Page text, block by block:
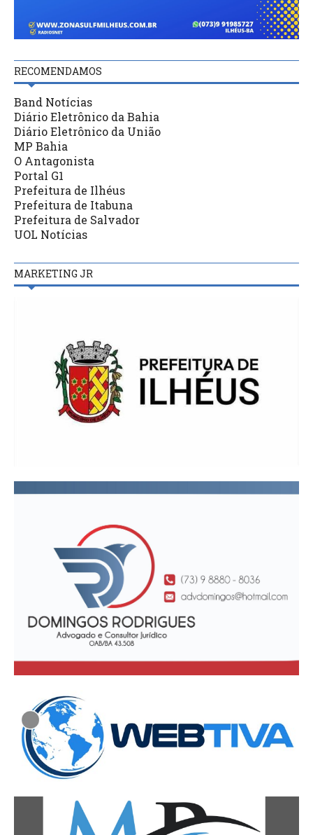
RECOMENDAMOS
Band Notícias
Diário Eletrônico da Bahia
Diário Eletrônico da União
MP Bahia
O Antagonista
Portal G1
Prefeitura de Ilhéus
Prefeitura de Itabuna
Prefeitura de Salvador
UOL Notícias
MARKETING JR